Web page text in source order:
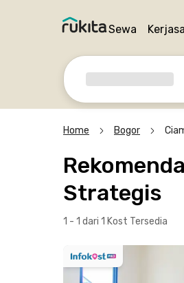
Sewa
Home Bogor
Strategis
1 - 1 dari 1 Kost Tersedia